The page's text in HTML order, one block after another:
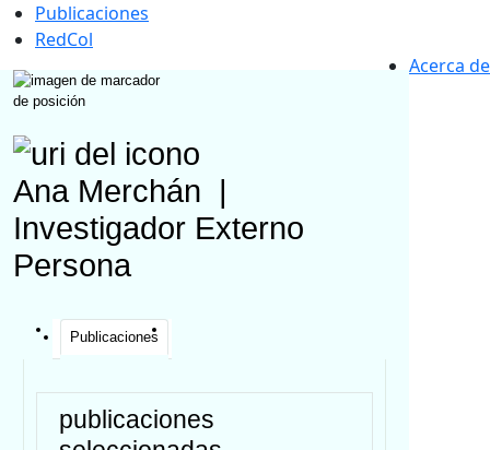
Publicaciones
RedCol
Acerca de
Ana Merchán
Investigador Externo
Persona
Publicaciones
publicaciones